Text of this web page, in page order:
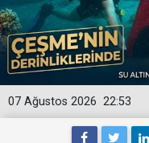
22:53
07 Ağustos 2026